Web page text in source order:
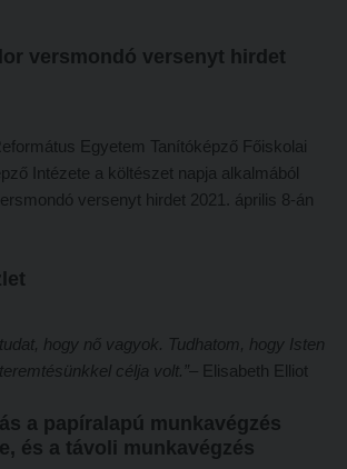
megelőző ismeretek hallgatók részére
eduID
hallgatói pályázatok
versmondó versenyt hirdet
Egyetem Tanítóképző Főiskolai
Intézete a költészet napja alkalmából
versenyt hirdet 2021. április 8-án
hogy nő vagyok. Tudhatom, hogy Isten
célja volt.”– Elisabeth Elliot
a papíralapú munkavégzés
és a távoli munkavégzés